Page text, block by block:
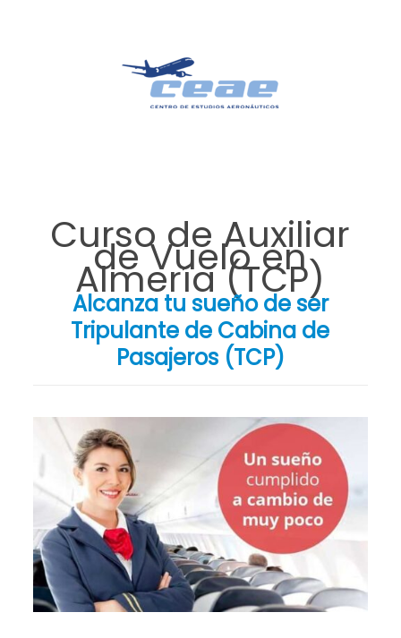
Curso de Auxiliar
de Vuelo en
Almería (TCP)
Alcanza tu sueño de ser
Tripulante de Cabina de
Pasajeros (TCP)